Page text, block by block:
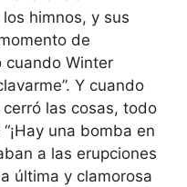
himnos, y sus
de
cuando Winter
Y cuando
las cosas, todo
una bomba en
a las erupciones
última y clamorosa